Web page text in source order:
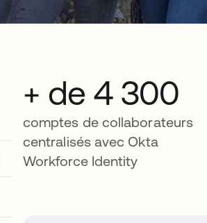
+ de 4 300
comptes de collaborateurs
centralisés avec Okta
Workforce Identity